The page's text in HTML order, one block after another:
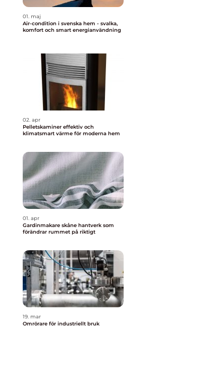
01. maj
Air-condition i svenska hem - svalka,
komfort och smart energianvändning
02. apr
Pelletskaminer effektiv och
klimatsmart värme för moderna hem
01. apr
Gardinmakare skåne hantverk som
förändrar rummet på riktigt
19. mar
Omrörare för industriellt bruk